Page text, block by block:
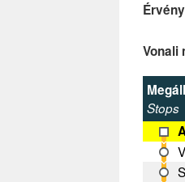
Vonali
Stops